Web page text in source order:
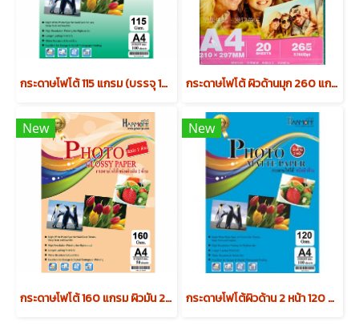
กระดาษโฟโต้ 115 แกรม (บรรจุ 100 แผ่น) กระดาษโฟโต้ ผิวด้านมุก 260 แกรม RC Luster A4 (บรรจุ 20 แผ่น)
New
กระดาษโฟโต้ 160 แกรม ผิวมัน 2 หน้า (บรรจุ 50 แผ่น)
New
กระดาษโฟโต้ผิวด้าน 2 หน้า 120 แกรม (บรรจุ 100 แผ่น)